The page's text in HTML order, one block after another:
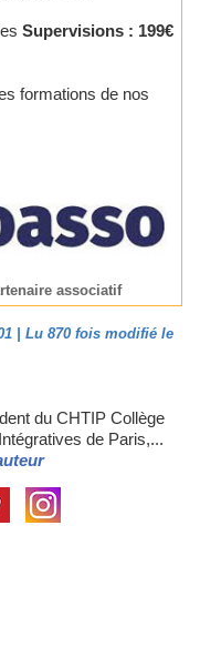
Supervisions : 199€
formations de nos
associatif
| Lu 870 fois modifié le
du CHTIP Collège
de Paris,...